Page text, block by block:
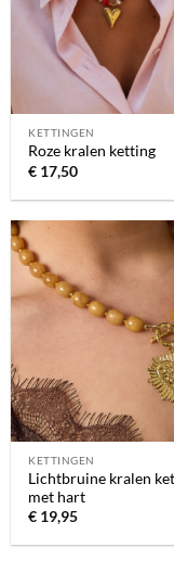
KETTINGEN
Roze kralen ketting
€ 17,50
KETTINGEN
Lichtbruine kralen
met hart
€ 19,95